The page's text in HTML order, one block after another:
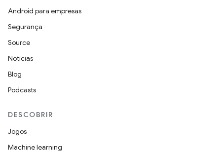
Android para empresas
Segurança
Source
Notícias
Blog
Podcasts
DESCOBRIR
Jogos
Machine learning